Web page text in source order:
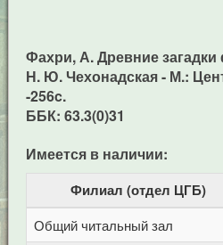
Фахри, А. Древние
Н. Ю. Чехонадская - М.:
-256c.
ББК: 63.3(0)31
Имеется в наличии:
Филиал (отдел ЦГБ)
Общий читальный зал